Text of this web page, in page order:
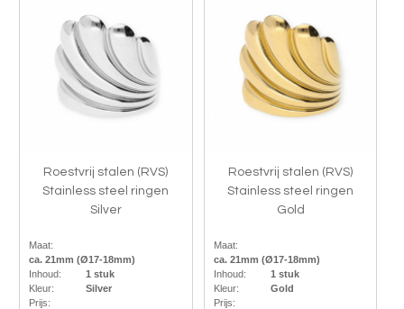
Roestvrij stalen (RVS)
Stainless steel ringen
Silver
Maat:
ca. 21mm (Ø17-18mm)
Inhoud:
1 stuk
Kleur:
Silver
Prijs:
Roestvrij stalen (RVS)
Stainless steel ringen
Gold
Maat:
ca. 21mm (Ø17-18mm)
Inhoud:
1 stuk
Kleur:
Gold
Prijs: